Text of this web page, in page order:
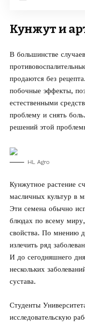
Кунжут и
В большинстве
продаются без
побочные эффекты,
естественными
проблему и снять
решений этой
HL Agro
Кунжутное растение
масличных культур в
Эти семена обычно
блюдах по всему
свойства. По мнению
излечить ряд
И до сегодняшнего
нескольких
сустава.
Студенты
исследовательскую